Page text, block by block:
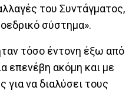
του Συντάγματος,
σύστημα».
τόσο έντονη έξω από
επενέβη ακόμη και με
για να διαλύσει τους